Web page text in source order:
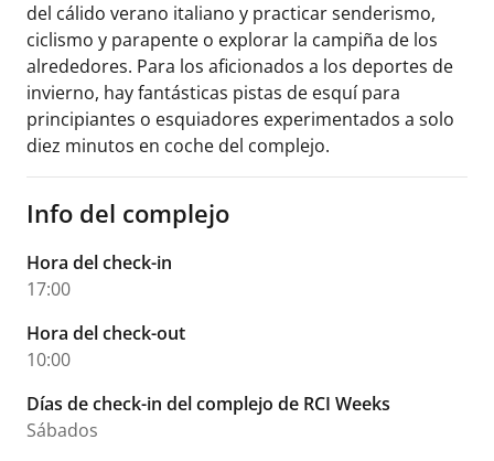
del cálido verano italiano y practicar senderismo,
ciclismo y parapente o explorar la campiña de los
alrededores. Para los aficionados a los deportes de
invierno, hay fantásticas pistas de esquí para
principiantes o esquiadores experimentados a solo
diez minutos en coche del complejo.
Info del complejo
Hora del check-in
17:00
Hora del check-out
10:00
Días de check-in del complejo de RCI Weeks
Sábados